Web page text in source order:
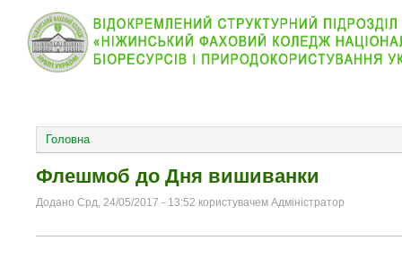
Головна
Флешмоб до Дня вишиванки
Додано Срд, 24/05/2017 - 13:52 користувачем Адміністратор